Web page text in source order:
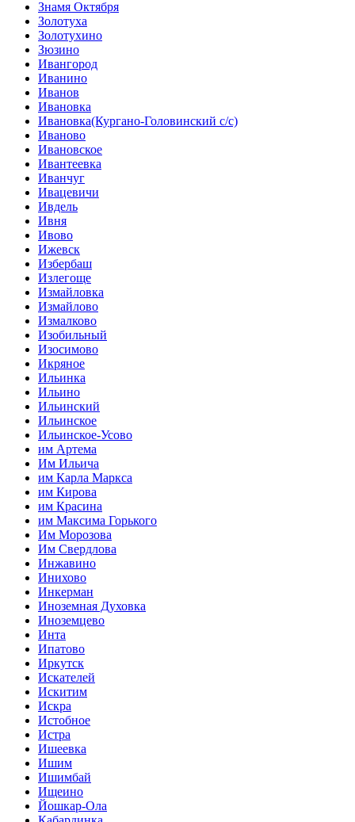
Знамя Октября
Золотуха
Золотухино
Зюзино
Ивангород
Иванино
Иванов
Ивановка
Ивановка(Кургано-Головинский с/с)
Иваново
Ивановское
Ивантеевка
Иванчуг
Ивацевичи
Ивдель
Ивня
Ивово
Ижевск
Избербаш
Излегоще
Измайловка
Измайлово
Измалково
Изобильный
Изосимово
Икряное
Ильинка
Ильино
Ильинский
Ильинское
Ильинское-Усово
им Артема
Им Ильича
им Карла Маркса
им Кирова
им Красина
им Максима Горького
Им Морозова
Им Свердлова
Инжавино
Инихово
Инкерман
Иноземная Духовка
Иноземцево
Инта
Ипатово
Иркутск
Искателей
Искитим
Искра
Истобное
Истра
Ишеевка
Ишим
Ишимбай
Ищеино
Йошкар-Ола